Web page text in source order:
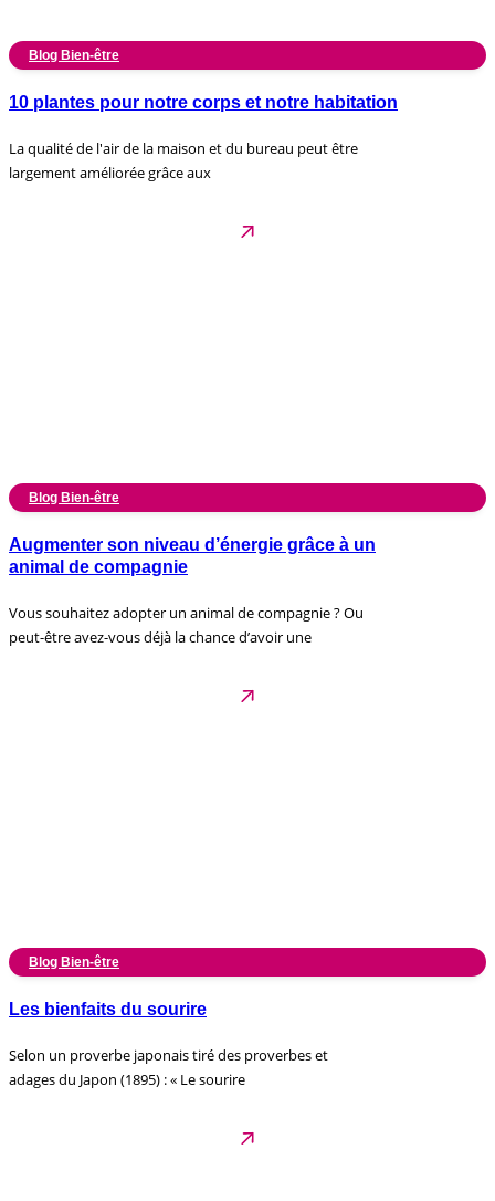
Blog Bien-être
10 plantes pour notre corps et notre habitation
La qualité de l'air de la maison et du bureau peut être
largement améliorée grâce aux
Blog Bien-être
Augmenter son niveau d’énergie grâce à un
animal de compagnie
Vous souhaitez adopter un animal de compagnie ? Ou
peut-être avez-vous déjà la chance d’avoir une
Blog Bien-être
Les bienfaits du sourire
Selon un proverbe japonais tiré des proverbes et
adages du Japon (1895) : « Le sourire